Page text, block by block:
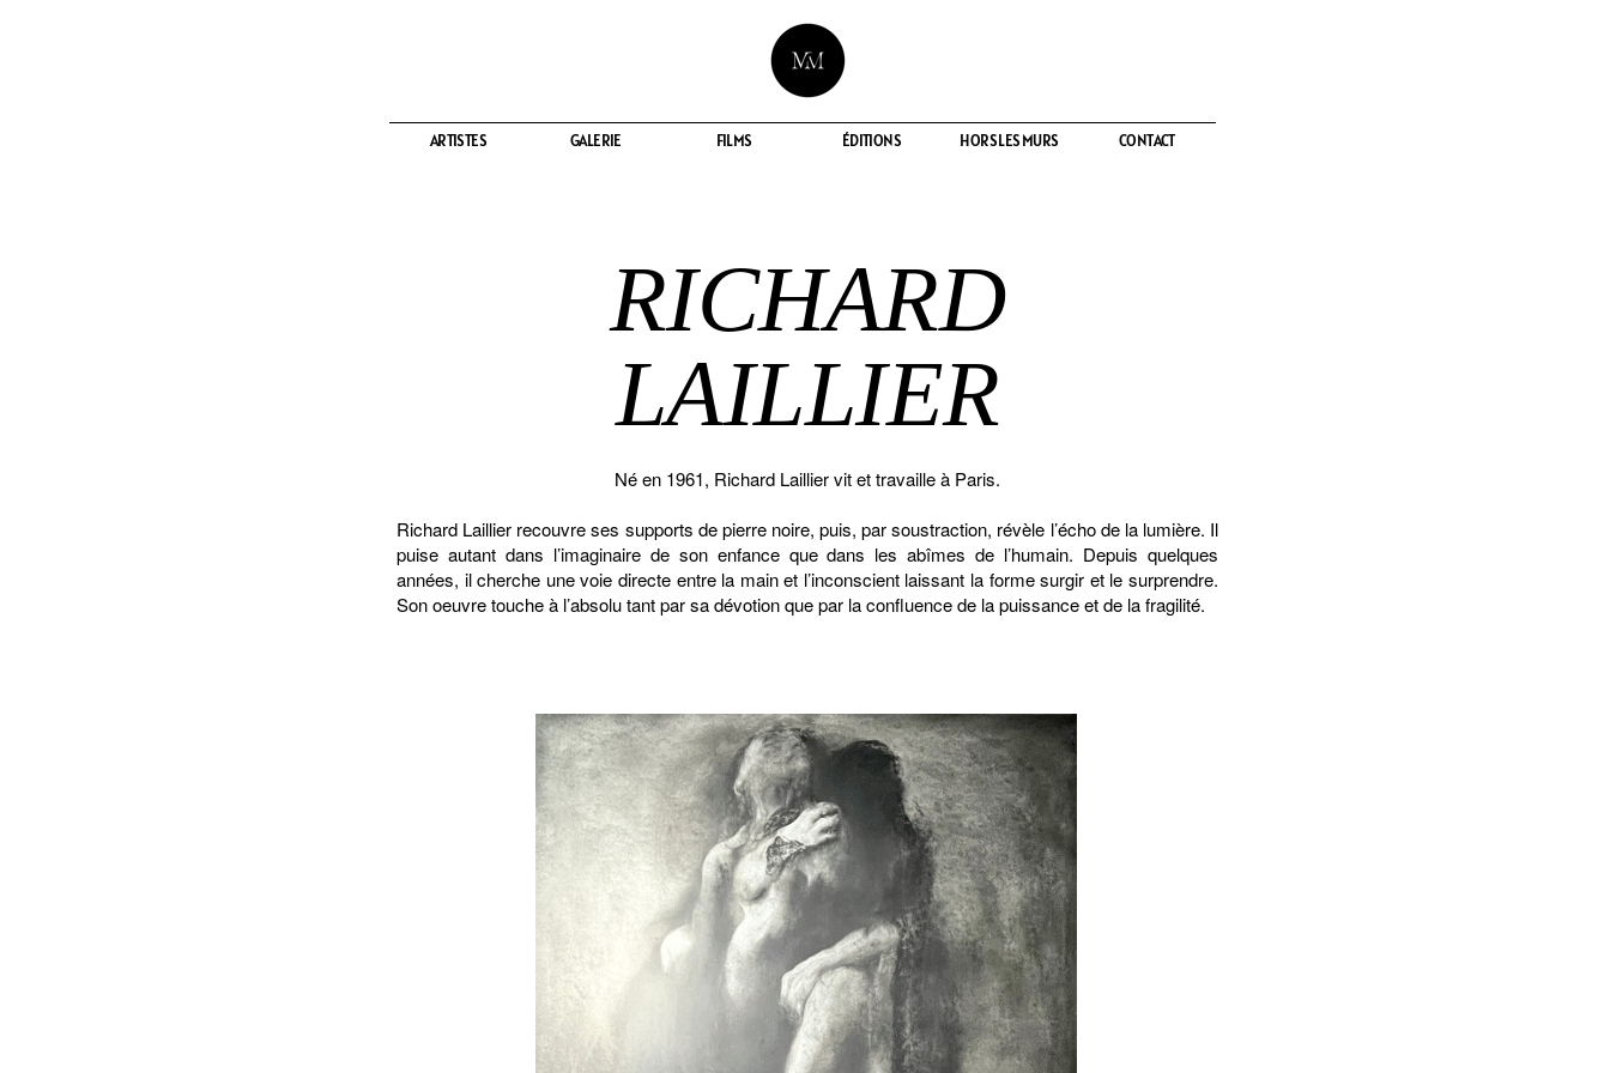
ARTISTES GALERIE FILMS ÉDITIONS HORS LES MURS CONTACT
ARTISTES GALERIE FILMS ÉDITIONS HORS LES MURS CONTACT
RICHARD
LAILLIER
Né en 1961, Richard Laillier vit et travaille à Paris.
Richard Laillier recouvre ses supports de pierre noire, puis, par soustraction, révèle l’écho de la lumière. Il
puise autant dans l’imaginaire de son enfance que dans les abîmes de l’humain. Depuis quelques
années, il cherche une voie directe entre la main et l’inconscient laissant la forme surgir et le surprendre.
Son oeuvre touche à l’absolu tant par sa dévotion que par la confluence de la puissance et de la fragilité.